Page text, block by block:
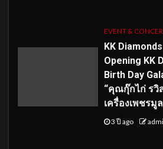
EVENT &
KK
Opening KK
Birth Day
“คุณกุ๊กไก่ รวิ
เครื่องเพชร
3 ปี ago